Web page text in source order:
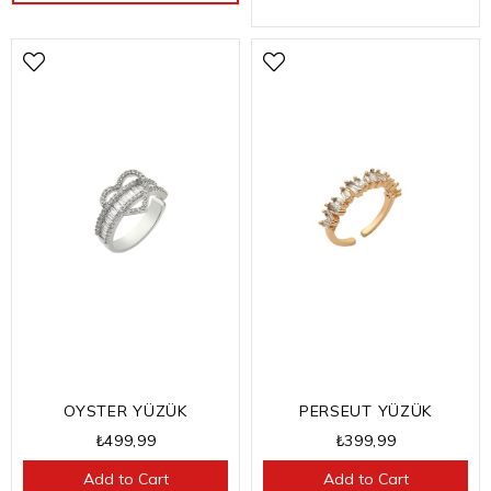
OYSTER YÜZÜK
₺499,99
Add to Cart
PERSEUT YÜZÜK
₺399,99
Add to Cart